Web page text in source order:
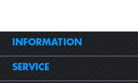
INFORMATION
SERVICE